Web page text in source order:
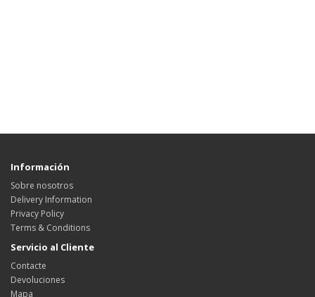
Información
Sobre nosotros
Delivery Information
Privacy Policy
Terms & Conditions
Servicio al Cliente
Contacte
Devoluciones
Mapa